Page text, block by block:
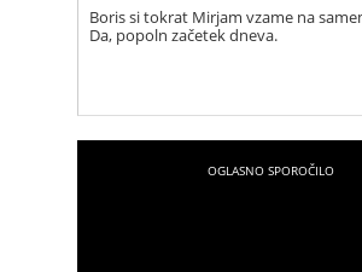
Boris si tokrat Mirjam vzame na
Da, popoln začetek dneva.